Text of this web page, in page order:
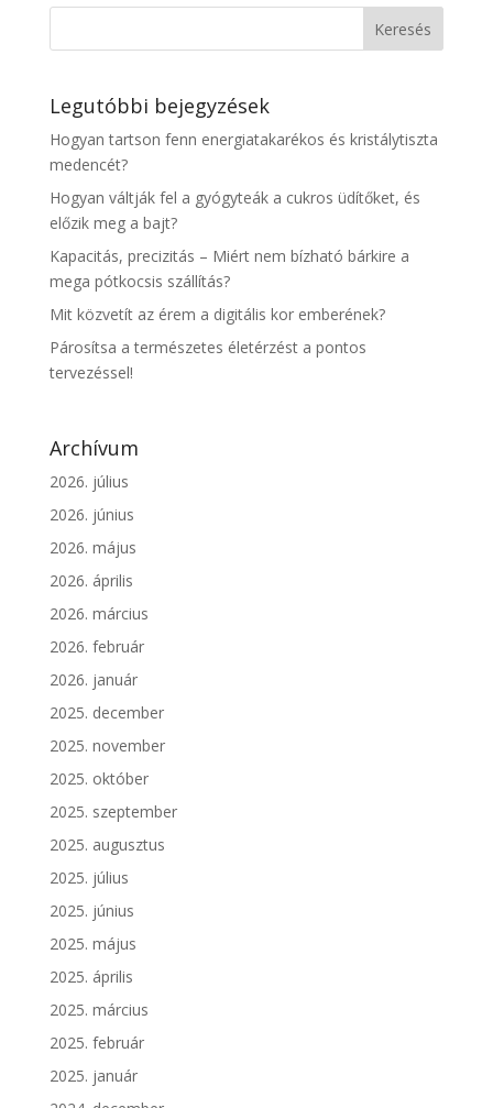
Legutóbbi bejegyzések
Hogyan tartson fenn energiatakarékos és kristálytiszta
medencét?
Hogyan váltják fel a gyógyteák a cukros üdítőket, és
előzik meg a bajt?
Kapacitás, precizitás – Miért nem bízható bárkire a
mega pótkocsis szállítás?
Mit közvetít az érem a digitális kor emberének?
Párosítsa a természetes életérzést a pontos
tervezéssel!
Archívum
2026. július
2026. június
2026. május
2026. április
2026. március
2026. február
2026. január
2025. december
2025. november
2025. október
2025. szeptember
2025. augusztus
2025. július
2025. június
2025. május
2025. április
2025. március
2025. február
2025. január